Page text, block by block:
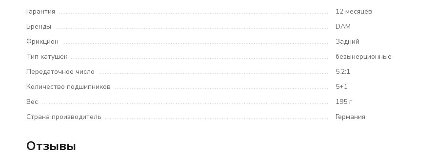
Гарантия
12 месяцев
Бренды
DAM
Фрикцион
Задний
Тип катушек
безынерционные
Передаточное число
5.2:1
Количество подшипников
5+1
Вес
195 г
Страна производитель
Германия
Отзывы